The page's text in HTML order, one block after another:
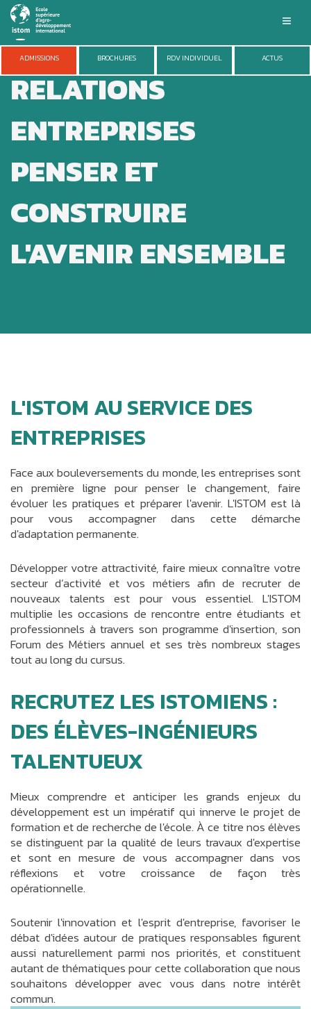
Aller
contenu
principal
ISTOM
FORMATIONS
ADMISSIONS
ENTREPRISES
ADMISSIONS BROCHURES RDV INDIVIDUEL ACTUS
RELATIONS
ENTREPRISES
PENSER ET
CONSTRUIRE
L'AVENIR ENSEMBLE
L'ISTOM AU SERVICE DES
ENTREPRISES
Face aux bouleversements du monde, les entreprises sont
en première ligne pour penser le changement, faire
évoluer les pratiques et préparer l'avenir. L'ISTOM est là
pour vous accompagner dans cette démarche
d'adaptation permanente.
Développer votre attractivité, faire mieux connaître votre
secteur d’activité et vos métiers afin de recruter de
nouveaux talents est pour vous essentiel. L'ISTOM
multiplie les occasions de rencontre entre étudiants et
professionnels à travers son programme d'insertion, son
Forum des Métiers annuel et ses très nombreux stages
tout au long du cursus.
RECRUTEZ LES ISTOMIENS :
DES ÉLÈVES-INGÉNIEURS
TALENTUEUX
Mieux comprendre et anticiper les grands enjeux du
développement est un impératif qui innerve le projet de
formation et de recherche de l'école. À ce titre nos élèves
se distinguent par la qualité de leurs travaux d'expertise
et sont en mesure de vous accompagner dans vos
réflexions et votre croissance de façon très
opérationnelle.
Soutenir l'innovation et l'esprit d'entreprise, favoriser le
débat d'idées autour de pratiques responsables figurent
aussi naturellement parmi nos priorités, et constituent
autant de thématiques pour cette collaboration que nous
souhaitons développer avec vous dans notre intérêt
commun.